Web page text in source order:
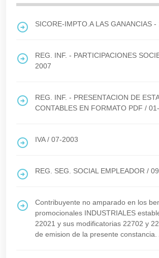
SICORE-IMPTO.A LAS GANANCIAS -
REG. INF. - PARTICIPACIONES
2007
REG. INF. - PRESENTACION DE
CONTABLES EN FORMATO PDF /
IVA/ 07-2003
REG. SEG. SOCIAL EMPLEADOR /
Contribuyente no amparado en los
promocionales INDUSTRIALES
22021 y sus modificatorias 22702 y
de emision de la presente constancia.